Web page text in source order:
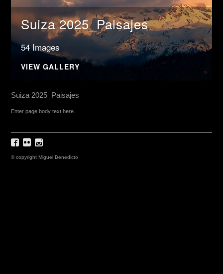
Suiza 2025_Paisajes
54 Images
VIEW GALLERY
Suiza 2025_Paisajes
Enter page body text here.
© copyright Miguel Benedicto